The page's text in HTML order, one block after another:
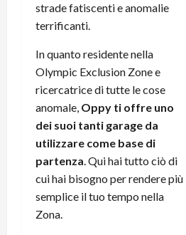
strade fatiscenti e anomalie
terrificanti.
In quanto residente nella
Olympic Exclusion Zone e
ricercatrice di tutte le cose
anomale, Oppy ti offre uno
dei suoi tanti garage da
utilizzare come base di
partenza. Qui hai tutto ciò di
cui hai bisogno per rendere più
semplice il tuo tempo nella
Zona.